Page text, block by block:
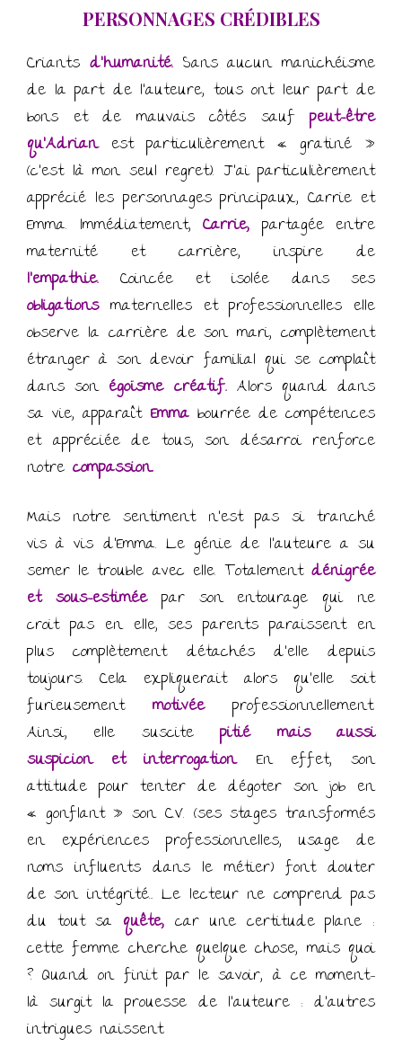
PERSONNAGES CRÉDIBLES
Criants d’humanité.Sans aucun manichéisme
de la part de l’auteure, tous ont leur part de
bons et de mauvais côtés sauf peut-être
qu’Adrianest particulièrement « gratiné »
(c’est là mon seul regret). J’ai particulièrement
apprécié les personnages principaux, Carrie et
Emma. Immédiatement, Carrie, partagée entre
maternité et carrière, inspire de
l’empathie. Coincée et isolée dans ses
obligationsmaternelles et professionnelles elle
observe la carrière de son mari, complètement
étranger à son devoir familial qui se complaît
dans son égoïsme créatif.Alors quand dans
sa vie, apparaît Emma bourrée de compétences
et appréciée de tous, son désarroi renforce
notre compassion.
Mais notre sentiment n’est pas si tranché
vis à vis d’Emma. Le génie de l’auteure a su
semer le trouble avec elle. Totalementdénigrée
et sous-estimée par son entourage qui ne
croit pas en elle, ses parents paraissent en
plus complètement détachés d’elle depuis
toujours. Cela expliquerait alors qu’elle soit
furieusement motivéeprofessionnellement.
Ainsi, elle suscitepitié mais aussi
suspicionet interrogation. En effet, son
attitude pour tenter de dégoter son job en
« gonflant » son C.V. (ses stages transformés
en expériences professionnelles, usage de
noms influents dans le métier) font douter
de son intégrité… Le lecteur ne comprend pas
du tout sa quête,car une certitude plane :
cette femme cherche quelque chose, mais quoi
? Quand on finit par le savoir, à ce moment-
là surgit la prouesse de l’auteure : d’autres
intrigues naissent.